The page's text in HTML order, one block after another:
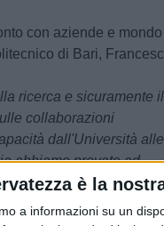
è la
a informazioni su un
con aziende e mondo
di Bari,
ricerca e sicuramente il
collaborazioni
dall'Università alle
abbiamo provato ad
di un incubatore
investimento e tutti i